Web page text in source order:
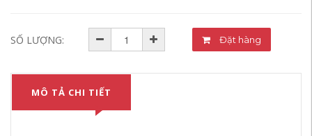
SỐ LƯỢNG: Đặt hàng
MÔ TẢ CHI TIẾT